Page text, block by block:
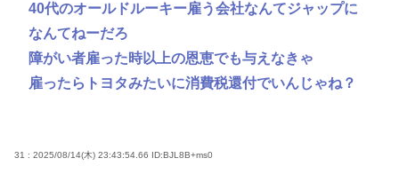
40代のオールドルーキー雇う会社なんてジャップに
なんてねーだろ
障がい者雇った時以上の恩恵でも与えなきゃ
雇ったらトヨタみたいに消費税還付でいんじゃね？
31 : 2025/08/14(木) 23:43:54.66 ID:BJL8B+ms0